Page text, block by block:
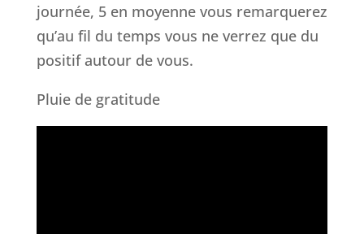
journée, 5 en moyenne vous remarquerez
qu’au fil du temps vous ne verrez que du
positif autour de vous.
Pluie de gratitude